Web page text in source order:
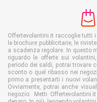
Offertevolantini.it raccoglie tutti
le brochure pubblicitarie, le
a scadenza regolare. In questo
riguardo le offerte sui
periodo dei saldi, potrai trovare
sconto o quel ribasso nei
primo a presentarti i nuovi
Ovviamente, potrai anche
negozio. Metti